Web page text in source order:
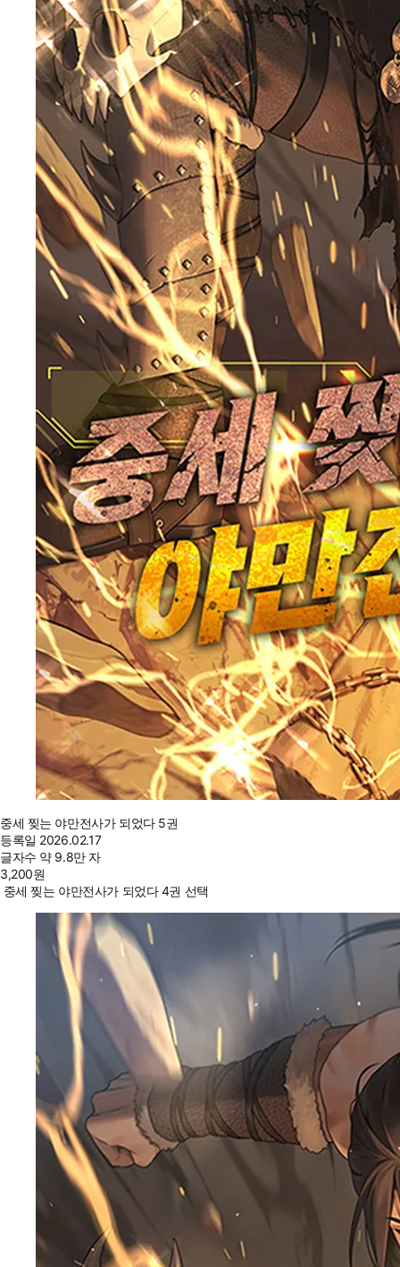
중세 찢는 야만전사가 되었다 5권
등록일 2026.02.17
글자수 약 9.8만 자
3,200원
중세 찢는 야만전사가 되었다 4권 선택